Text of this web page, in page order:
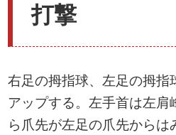
打撃
右足の拇指球、左足の拇指
アップする。左手首は左
ら爪先が左足の爪先から